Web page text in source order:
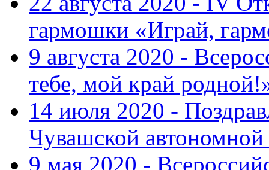
гармошки «Играй,
9 августа 2020 -
тебе, мой край
14 июля 2020 -
Чувашской автономной
9 мая 2020 -